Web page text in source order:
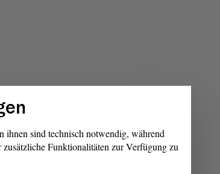
ihnen sind technisch notwendig, während
zusätzliche Funktionalitäten zur Verfügung zu